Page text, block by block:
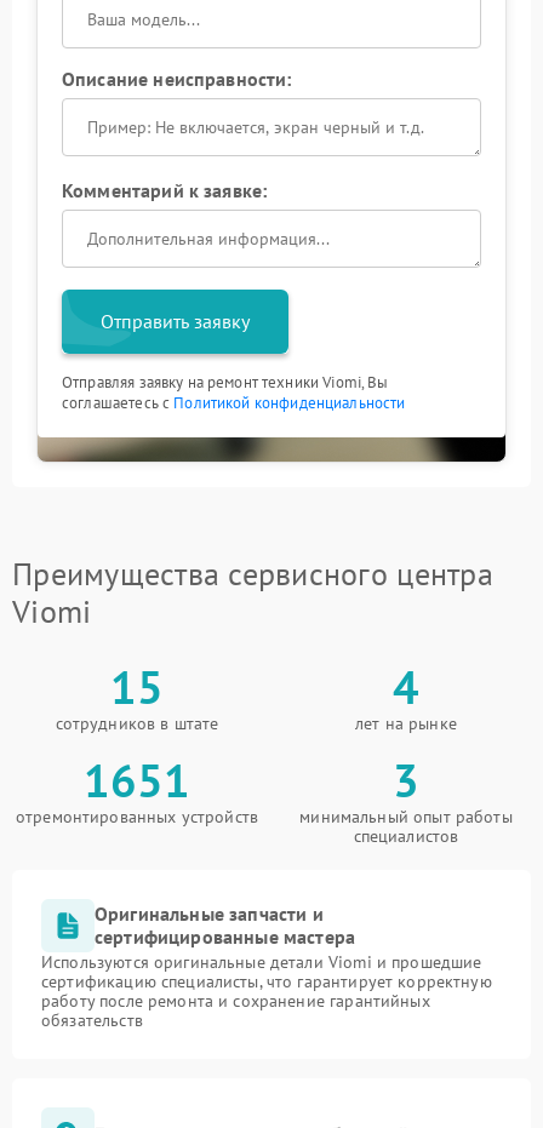
Описание неисправности:
Комментарий к заявке:
Отправить заявку
Отправляя заявку на ремонт техники Viomi, Вы
соглашаетесь с Политикой конфиденциальности
Преимущества сервисного центра
Viomi
15
сотрудников в штате
4
лет на рынке
1651
отремонтированных устройств
3
минимальный опыт работы
специалистов
Оригинальные запчасти и
сертифицированные мастера
Используются оригинальные детали Viomi и прошедшие
сертификацию специалисты, что гарантирует корректную
работу после ремонта и сохранение гарантийных
обязательств